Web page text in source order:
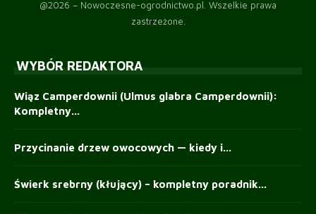
@2026 – Nowoczesne-ogrodnictwo.pl. Wszelkie prawa
zastrzeżone.
WYBÓR REDAKTORA
Wiąz Camperdownii (Ulmus glabra Camperdownii):
Kompletny...
Przycinanie drzew owocowych — kiedy i...
Świerk srebrny (kłujący) – kompletny poradnik...